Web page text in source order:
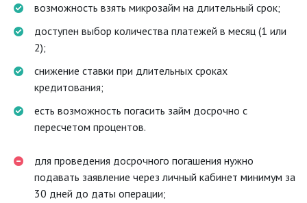
возможность взять микрозайм на длительный срок;
доступен выбор количества платежей в месяц (1 или
2);
снижение ставки при длительных сроках
кредитования;
есть возможность погасить займ досрочно с
пересчетом процентов.
для проведения досрочного погашения нужно
подавать заявление через личный кабинет минимум за
30 дней до даты операции;